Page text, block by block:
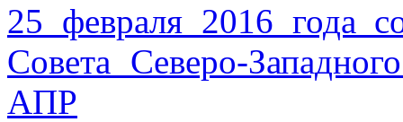
25 февраля 2016 года
Совета Северо-
АПР